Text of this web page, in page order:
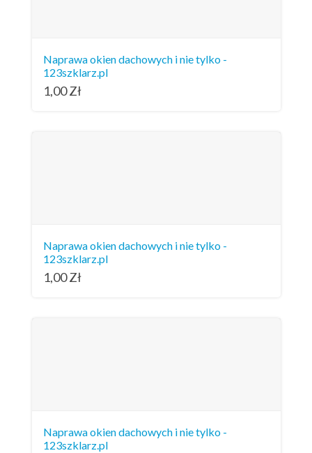
Naprawa okien dachowych i nie tylko -
123szklarz.pl
1,00Zł
Naprawa okien dachowych i nie tylko -
123szklarz.pl
1,00Zł
Naprawa okien dachowych i nie tylko -
123szklarz.pl